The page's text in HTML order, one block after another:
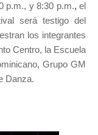
p.m., y 8:30 p.m.,el
será testigo del
los integrantes
Centro, la Escuela
Grupo GM
Danza.